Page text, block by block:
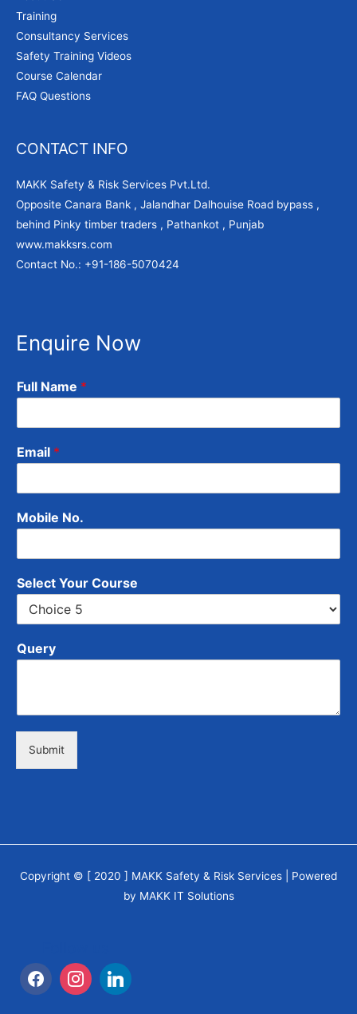
Training
Consultancy Services
Safety Training Videos
Course Calendar
FAQ Questions
CONTACT INFO
MAKK Safety & Risk Services Pvt.Ltd.
Opposite Canara Bank , Jalandhar Dalhouise Road bypass ,
behind Pinky timber traders , Pathankot , Punjab
www.makksrs.com
Contact No.: +91-186-5070424
Enquire Now
Full Name *
Email *
Mobile No.
Select Your Course
Query
Submit
Copyright © [ 2020 ] MAKK Safety & Risk Services | Powered
by MAKK IT Solutions